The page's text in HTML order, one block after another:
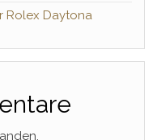
Rolex Daytona